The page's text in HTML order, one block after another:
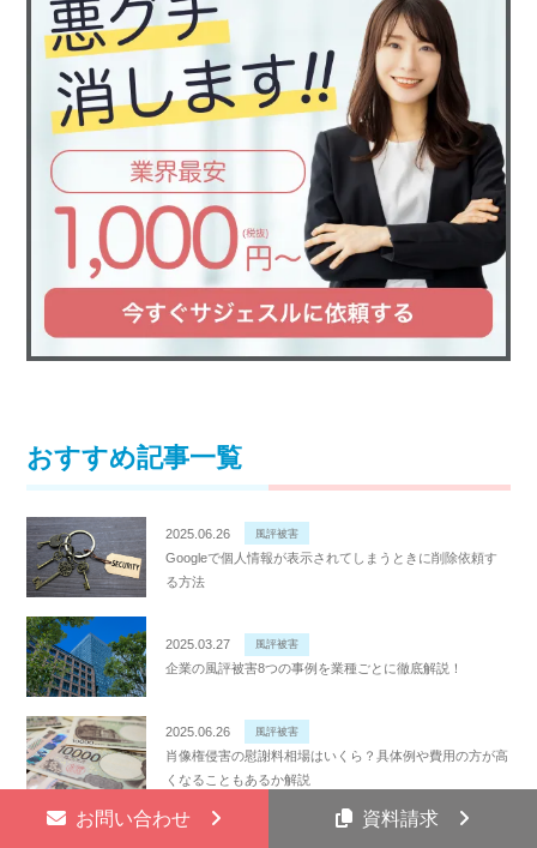
おすすめ記事一覧
2025.06.26 風評被害
Googleで個人情報が表示されてしまうときに削除依頼す
る方法
2025.03.27 風評被害
企業の風評被害8つの事例を業種ごとに徹底解説！
2025.06.26 風評被害
肖像権侵害の慰謝料相場はいくら？具体例や費用の方が高
くなることもあるか解説
2025.06.24
お問い合わせ 資料請求